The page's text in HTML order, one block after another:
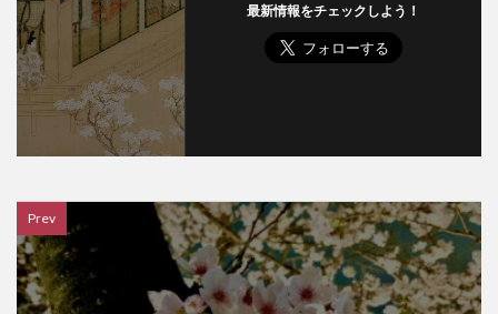
最新情報をチェックしよう！
Prev